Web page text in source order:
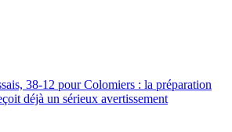
38-12 pour Colomiers : la préparation
déjà un sérieux avertissement